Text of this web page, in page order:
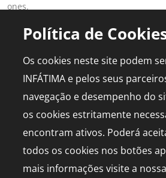
ones.
Read more
POPULAR PAGES
This is Fatima
Logbook
Events
Live chapel
Política de
Os cookies neste site podem
INFÁTIMA e pelos seus
navegação e desempenho do
os cookies estritamente
encontram ativos. Poderá
todos os cookies nos botões
mais informações visite a nossa